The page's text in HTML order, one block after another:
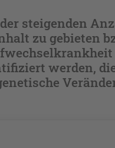
steigenden
zu gebieten
werden,